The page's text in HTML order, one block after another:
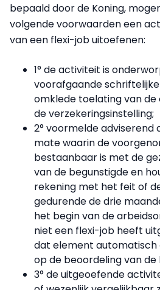
bepaald door de Koning,
volgende voorwaarden een
van een flexi-job uitoefenen:
1° de activiteit is
voorafgaande
omklede toelating van
de verzekeringsinstelling;
2° voormelde
mate waarin de
bestaanbaar is met de
van de begunstigde en
rekening met het feit of
gedurende de drie
het begin van de
niet een flexi-job heeft
dat element automatisch
op de beoordeling van
3° de uitgeoefende